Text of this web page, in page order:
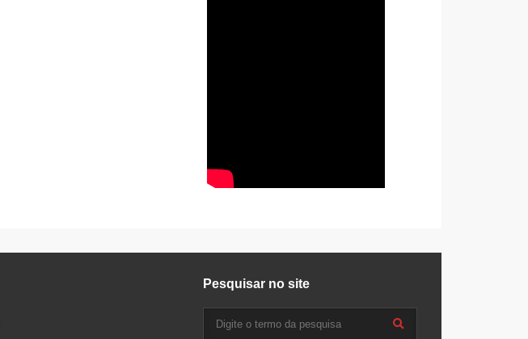
Pesquisar no site